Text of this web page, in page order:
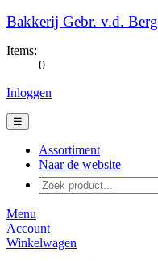
Bakkerij Gebr. v.d. Berg
Items:
0
Inloggen
☰
Assortiment
Naar de website
Menu
Account
Winkelwagen